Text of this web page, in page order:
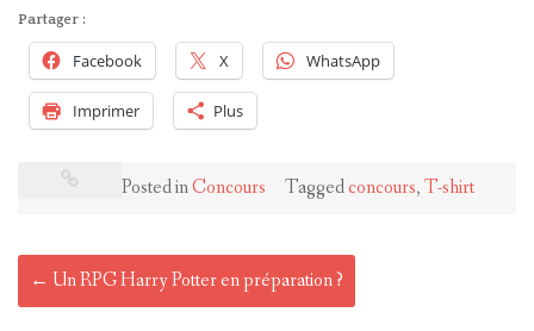
Partager :
Facebook X WhatsApp
Imprimer Plus
Posted inConcours Taggedconcours,T-shirt
Post
navigation
← Un RPG Harry Potter en préparation ?